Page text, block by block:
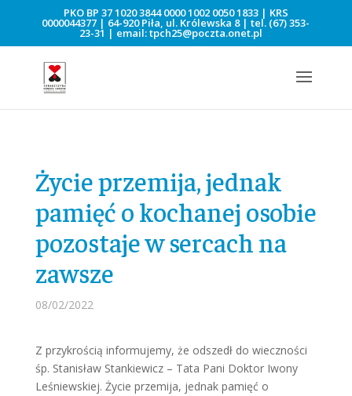
PKO BP 37 1020 3844 0000 1002 0050 1833 | KRS
0000044377 | 64-920 Piła, ul. Królewska 8 | tel. (67) 353-
23-31 | email:tpch25@poczta.onet.pl
Życie przemija, jednak
pamięć o kochanej osobie
pozostaje w sercach na
zawsze
08/02/2022
Z przykrością informujemy, że odszedł do wieczności
śp. Stanisław Stankiewicz – Tata Pani Doktor Iwony
Leśniewskiej. Życie przemija, jednak pamięć o